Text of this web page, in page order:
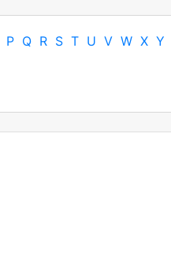
P Q R S T U V W X Y